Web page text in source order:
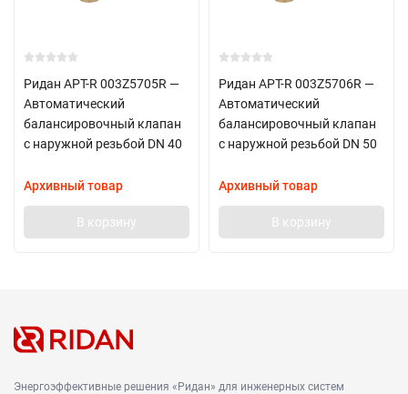
Ридан APT-R 003Z5705R —
Автоматический
балансировочный клапан
с наружной резьбой DN 40
Архивный товар
В корзину
Ридан APT-R 003Z5706R —
Автоматический
балансировочный клапан
с наружной резьбой DN 50
Архивный товар
В корзину
Энергоэффективные решения «Ридан» для инженерных систем